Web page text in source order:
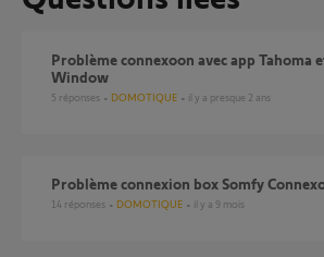
Problème connexoon avec app Tahoma et Connexoon
Window
5 réponses DOMOTIQUE il y a presque 2 ans
Problème connexion box Somfy
14 réponses DOMOTIQUE il y a 9 mois